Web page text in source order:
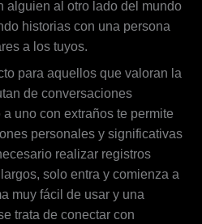
alguien al otro lado del mundo
historias con una persona
a los tuyos.
para aquellos que valoran la
de conversaciones
uno con extraños te permite
personales y significativas
realizar registros
solo entra y comienza a
muy fácil de usar y una
trata de conectar con